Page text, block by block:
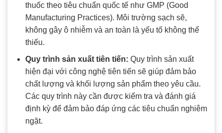
thuốc theo tiêu chuẩn quốc tế như GMP (Good
Manufacturing Practices). Môi trường sạch sẽ,
không gây ô nhiễm và an toàn là yếu tố không thể
thiếu.
Quy trình sản xuất tiên tiến: Quy trình sản xuất
hiện đại với công nghệ tiên tiến sẽ giúp đảm bảo
chất lượng và khối lượng sản phẩm theo yêu cầu.
Các quy trình này cần được kiểm tra và đánh giá
định kỳ để đảm bảo đáp ứng các tiêu chuẩn nghiêm
ngặt.